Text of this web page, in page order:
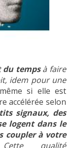
du tempsà faire
idem pour une
si elle est
accélérée selon
signaux, des
logent dans le
coupler à votre
qualité